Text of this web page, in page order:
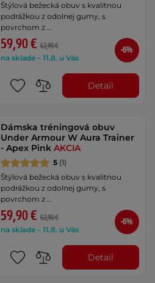
Štýlová bežecká obuv s kvalitnou
podrážkou z odolnej gumy, s
povrchom z …
59,90 € 63,90 €
na sklade – 11.8. u Vás
-6%
Detail
Dámska tréningová obuv
Under Armour W Aura Trainer
- Apex PinkAKCIA
5 (1)
Štýlová bežecká obuv s kvalitnou
podrážkou z odolnej gumy, s
povrchom z …
59,90 € 63,90 €
na sklade – 11.8. u Vás
-6%
Detail